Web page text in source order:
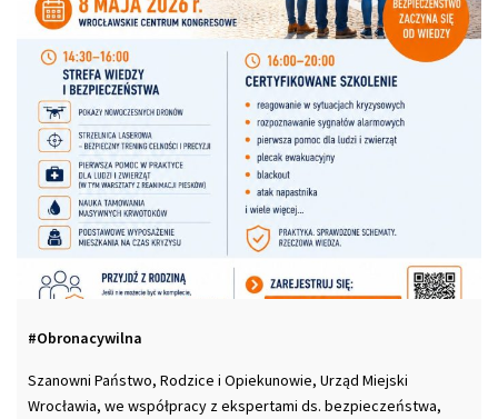
#Obronacywilna
Szanowni Państwo, Rodzice i Opiekunowie, Urząd Miejski
Wrocławia, we współpracy z ekspertami ds. bezpieczeństwa,